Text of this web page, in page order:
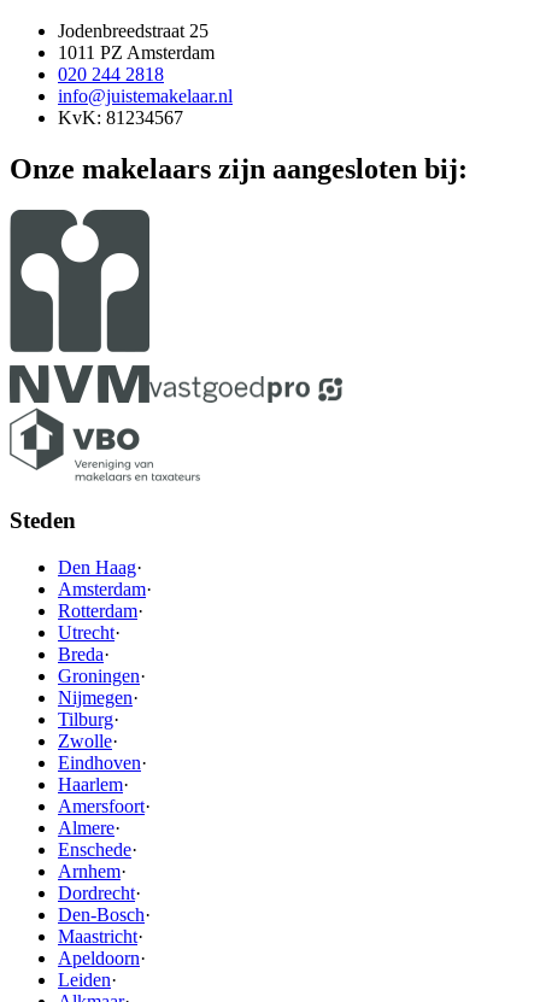
Jodenbreedstraat 25
1011 PZ Amsterdam
020 244 2818
info@juistemakelaar.nl
KvK: 81234567
Onze makelaars zijn aangesloten bij:
Steden
Den Haag·
Amsterdam·
Rotterdam·
Utrecht·
Breda·
Groningen·
Nijmegen·
Tilburg·
Zwolle·
Eindhoven·
Haarlem·
Amersfoort·
Almere·
Enschede·
Arnhem·
Dordrecht·
Den-Bosch·
Maastricht·
Apeldoorn·
Leiden·